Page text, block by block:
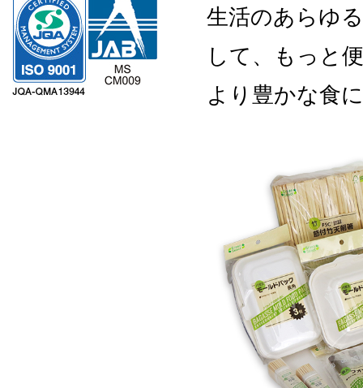
生活のあらゆ
して、もっと
より豊かな食